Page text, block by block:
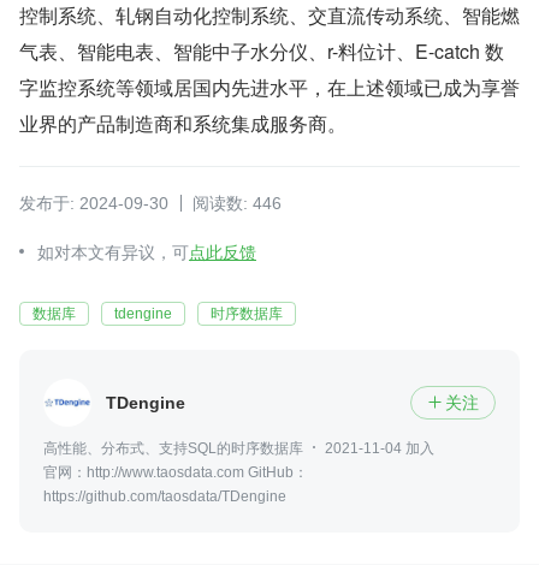
控制系统、轧钢自动化控制系统、交直流传动系统、智能燃
气表、智能电表、智能中子水分仪、r-料位计、E-catch 数
字监控系统等领域居国内先进水平，在上述领域已成为享誉
业界的产品制造商和系统集成服务商。
发布于: 2024-09-30 阅读数: 446
如对本文有异议，可点此反馈
数据库 tdengine 时序数据库
TDengine  关注
高性能、分布式、支持SQL的时序数据库
2021-11-04 加入
官网：http://www.taosdata.com GitHub：
https://github.com/taosdata/TDengine